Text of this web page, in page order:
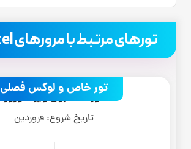
تورهای مرتبط با مرورهای actuel life hotel
تور خاص و لوکس فصلی
تور استانبول ویژه نوروز
تاریخ شروع: فروردین